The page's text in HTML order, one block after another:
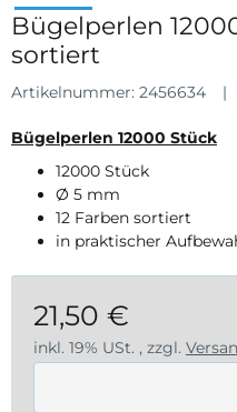
Bügelperlen
sortiert
Artikelnummer: 2456634
Bügelperlen 12000 Stück
12000 Stück
Ø 5 mm
12 Farben sortiert
in praktischer
21,50 €
inkl. 19% USt. , zzgl.